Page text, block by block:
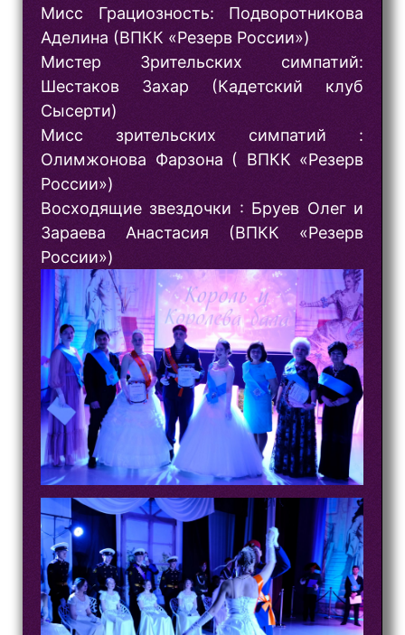
Мисс Грациозность: Подворотникова
Аделина (ВПКК «Резерв России»)
Мистер Зрительских симпатий:
Шестаков Захар (Кадетский клуб
Сысерти)
Мисс зрительских симпатий :
Олимжонова Фарзона ( ВПКК «Резерв
России»)
Восходящие звездочки : Бруев Олег и
Зараева Анастасия (ВПКК «Резерв
России»)